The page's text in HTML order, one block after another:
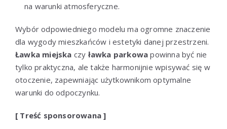
na warunki atmosferyczne.
Wybór odpowiedniego modelu ma ogromne znaczenie
dla wygody mieszkańców i estetyki danej przestrzeni.
Ławka miejska czy ławka parkowa powinna być nie
tylko praktyczna, ale także harmonijnie wpisywać się w
otoczenie, zapewniając użytkownikom optymalne
warunki do odpoczynku.
[ Treść sponsorowana ]